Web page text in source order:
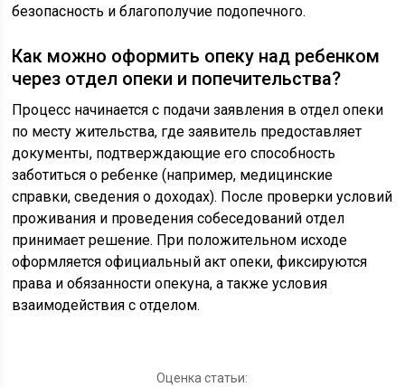
безопасность и благополучие подопечного.
Как можно оформить опеку над ребенком
через отдел опеки и попечительства?
Процесс начинается с подачи заявления в отдел опеки
по месту жительства, где заявитель предоставляет
документы, подтверждающие его способность
заботиться о ребенке (например, медицинские
справки, сведения о доходах). После проверки условий
проживания и проведения собеседований отдел
принимает решение. При положительном исходе
оформляется официальный акт опеки, фиксируются
права и обязанности опекуна, а также условия
взаимодействия с отделом.
Оценка статьи: